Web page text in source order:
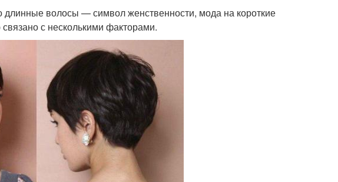
волосы — символ женственности, мода на короткие
с несколькими факторами.